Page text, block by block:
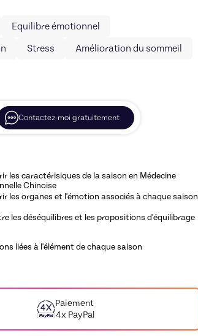
Equilibre émotionnel
Stress
Amélioration du sommeil
Contactez-moi gratuitement
les caractérisiques de la saison en Médecine
Chinoise
les organes et l'émotion associés à chaque saison
les déséquilibres et les propositions d'équilibrage
liées à l'élément de chaque saison
Paiement
4x PayPal